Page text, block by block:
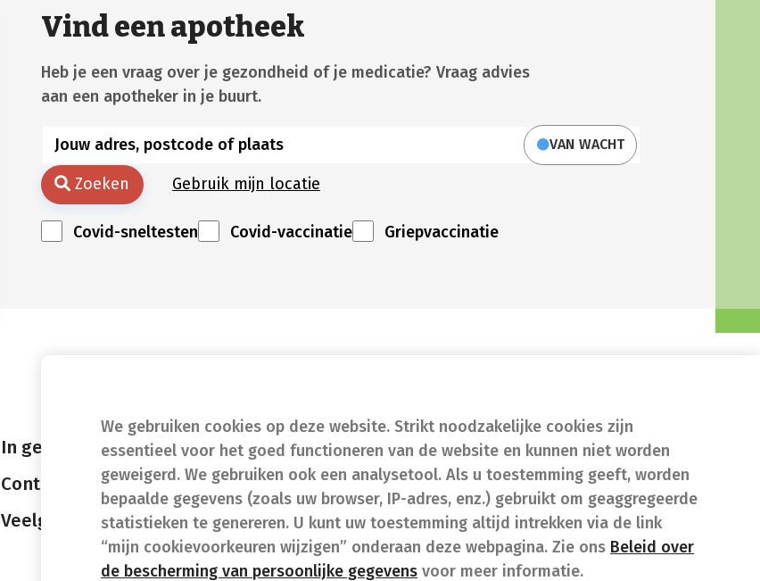
We gebruiken cookies op deze website. Strikt noodzakelijke cookies zijn
essentieel voor het goed functioneren van de website en kunnen niet worden
geweigerd. We gebruiken ook een analysetool. Als u toestemming geeft, worden
bepaalde gegevens (zoals uw browser, IP-adres, enz.) gebruikt om geaggregeerde
statistieken te genereren. U kunt uw toestemming altijd intrekken via de link
“mijn cookievoorkeuren wijzigen” onderaan deze webpagina. Zie ons Beleid over
de bescherming van persoonlijke gegevens voor meer informatie.
Vind een apotheek
Heb je een vraag over je gezondheid of je medicatie? Vraag advies
aan een apotheker in je buurt.
VAN WACHT
Zoeken Gebruik mijn locatie
Covid-sneltesten Covid-vaccinatie Griepvaccinatie
In geval van nood
Contact
Veelgestelde vragen (FAQ)